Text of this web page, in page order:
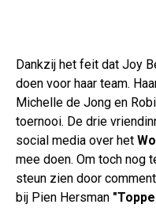
Dankzij het feit dat Joy
doen voor haar team.
Michelle de Jong en
toernooi. De drie
social media over het
mee doen. Om toch nog
steun zien door
bij Pien Hersman